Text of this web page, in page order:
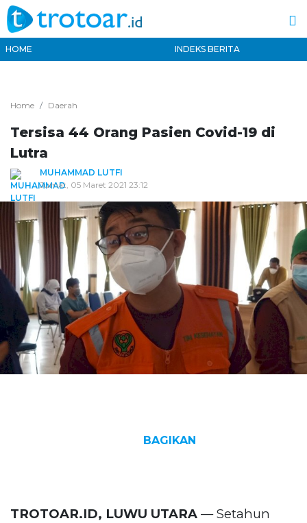
HOME INDEKS BERITA
Home Daerah
Tersisa 44 Orang Pasien Covid-19 di
Lutra
MUHAMMAD LUTFI
Jumat, 05 Maret 2021 23:12
BAGIKAN
TROTOAR.ID, LUWU UTARA — Setahun